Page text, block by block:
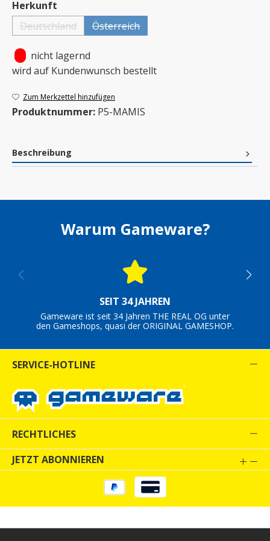
Herkunft
Deutschland(Diese Option ist zurzeit nicht verfügbar.)
Österreich(Diese Option ist zurzeit nicht verfügbar.)
nicht lagernd
wird auf Kundenwunsch bestellt
Zum Merkzettel hinzufügen
Produktnummer: P5-MAMIS
Beschreibung
Warum Gameware?
SEIT 34 JAHREN
Gameware ist seit 34 Jahren THE REAL OG unter
den Gameshops, quasi der ORIGINAL GAMESHOP.
SERVICE-HOTLINE
RECHTLICHES
JETZT ABONNIEREN